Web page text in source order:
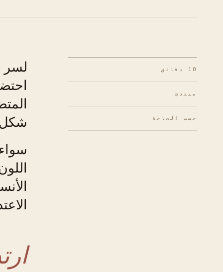
10 دقائق
مبتدئ
حسب الحاجة
لسر
شكل